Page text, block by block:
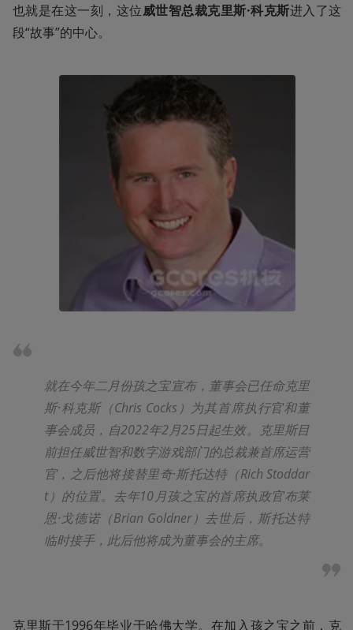
也就是在这一刻，这位威世智总裁克里斯·科克斯进入了这
段“故事”的中心。
就在今年二月份孩之宝宣布，董事会已任命克里
斯·科克斯（Chris Cocks）为其首席执行官和董
事会成员，自2022年2月25日起生效。克里斯目
前担任威世智和数字游戏部门的总裁兼首席运营
官，之后他将接替里奇·斯托达特（Rich Stoddar
t）的位置。去年10月孩之宝的首席执政官布莱
恩·戈德诺（Brian Goldner）去世后，斯托达特
临时接手，此后他将成为董事会的主席。
克里斯于1996年毕业于哈佛大学。在加入孩之宝之前，克